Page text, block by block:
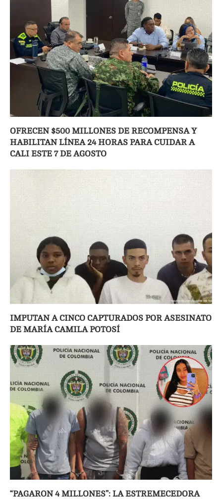
OFRECEN $500 MILLONES DE RECOMPENSA Y
HABILITAN LÍNEA 24 HORAS PARA CUIDAR A
CALI ESTE 7 DE AGOSTO
IMPUTAN A CINCO CAPTURADOS POR ASESINATO
DE MARÍA CAMILA POTOSÍ
“PAGARON 4 MILLONES”: LA ESTREMECEDORA